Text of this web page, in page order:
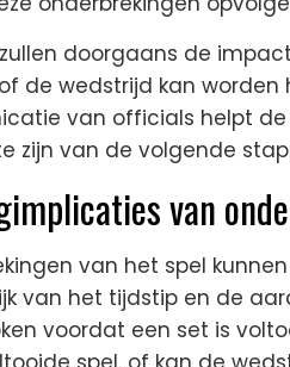
doorgaans de
de wedstrijd kan
van officials helpt
zijn van de volgende
van
van het spel
van het tijdstip en de
voordat een set is